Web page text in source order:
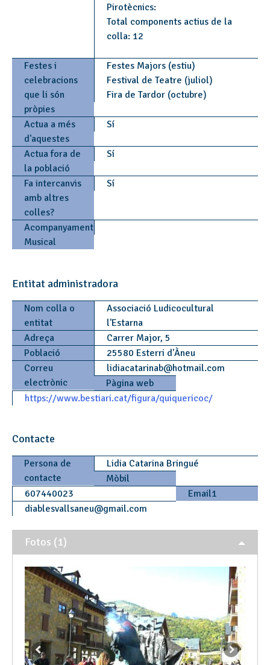
Pirotècnics:
Total components actius de la
colla: 12
Festes i
celebracions
que li són
pròpies
Festes Majors (estiu)
Festival de Teatre (juliol)
Fira de Tardor (octubre)
Actua a més
d'aquestes
Sí
Actua fora de
la població
Sí
Fa intercanvis
amb altres
colles?
Sí
Acompanyament
Musical
Entitat administradora
Nom colla o
entitat
Associació Ludicocultural
l'Estarna
Adreça
Carrer Major, 5
Població
25580 Esterri d'Àneu
Correu
electrònic
lidiacatarinab@hotmail.com
Pàgina web
https://www.bestiari.cat/figura/quiquericoc/
Contacte
Persona de
contacte
Lidia Catarina Bringué
Mòbil
607440023
Email1
diablesvallsaneu@gmail.com
Fotos (1)